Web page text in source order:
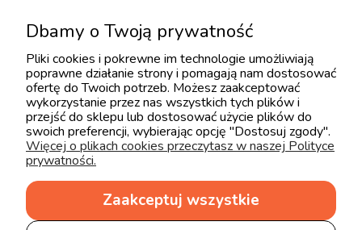
Hevea Comfort H2
160x200 / 200x160
materac lateksowy
2 211,70 zł 2 602,00 zł
Hevea Comfort H3
materac lateksowy
2 334,95 zł
Dbamy o Twoją prywatność
Pliki cookies i pokrewne im technologie umożliwiają
poprawne działanie strony i pomagają nam dostosować
ofertę do Twoich potrzeb. Możesz zaakceptować
wykorzystanie przez nas wszystkich tych plików i
przejść do sklepu lub dostosować użycie plików do
swoich preferencji, wybierając opcję "Dostosuj zgody".
Więcej o plikach cookies przeczytasz w naszej Polityce
prywatności.
Zaakceptuj wszystkie